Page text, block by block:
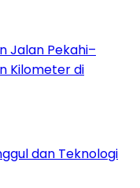
Jalan Pekahi–
Kilometer di
dan Teknologi